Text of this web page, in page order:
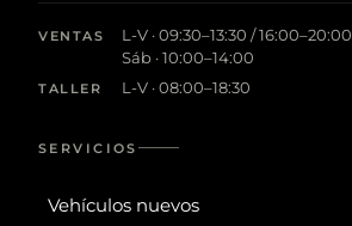
VENTAS
L-V · 09:30–13:30 / 16:00–20:00
Sáb · 10:00–14:00
TALLER L-V · 08:00–18:30
SERVICIOS
Vehículos nuevos